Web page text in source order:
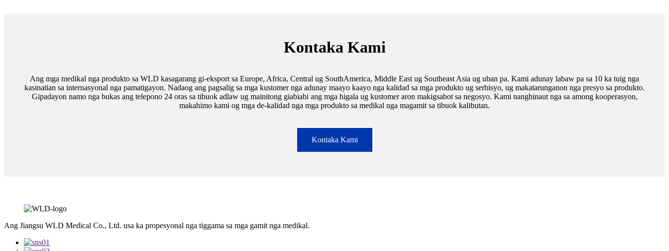
Kontaka Kami
Ang mga medikal nga produkto sa WLD kasagarang gi-eksport sa Europe, Africa, Central ug SouthAmerica, Middle East ug Southeast Asia ug uban pa. Kami adunay labaw pa sa 10 ka tuig nga
kasinatian sa internasyonal nga pamatigayon. Nadaog ang pagsalig sa mga kustomer nga adunay maayo kaayo nga kalidad sa mga produkto ug serbisyo, ug makatarunganon nga presyo sa produkto.
Gipadayon namo nga bukas ang telepono 24 oras sa tibuok adlaw ug mainitong giabiabi ang mga higala ug kustomer aron makigsabot sa negosyo. Kami nanghinaut nga sa among kooperasyon,
makahimo kami og mga de-kalidad nga mga produkto sa medikal nga magamit sa tibuok kalibutan.
Kontaka Kami
Ang Jiangsu WLD Medical Co., Ltd. usa ka propesyonal nga tiggama sa mga gamit nga medikal.